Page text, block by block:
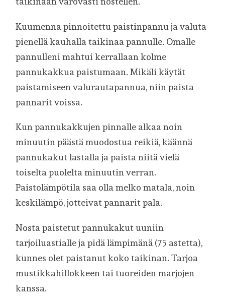
Kuumenna pinnoitettu paistinpannu ja valuta
pienellä kauhalla taikinaa pannulle. Omalle
pannulleni mahtui kerrallaan kolme
pannukakkua paistumaan. Mikäli käytät
paistamiseen valurautapannua, niin paista
pannarit voissa.
Kun pannukakkujen pinnalle alkaa noin
minuutin päästä muodostua reikiä, käännä
pannukakut lastalla ja paista niitä vielä
toiselta puolelta minuutin verran.
Paistolämpötila saa olla melko matala, noin
keskilämpö, jotteivat pannarit pala.
Nosta paistetut pannukakut uuniin
tarjoiluastialle ja pidä lämpimänä (75 astetta),
kunnes olet paistanut koko taikinan. Tarjoa
mustikkahillokkeen tai tuoreiden marjojen
kanssa.